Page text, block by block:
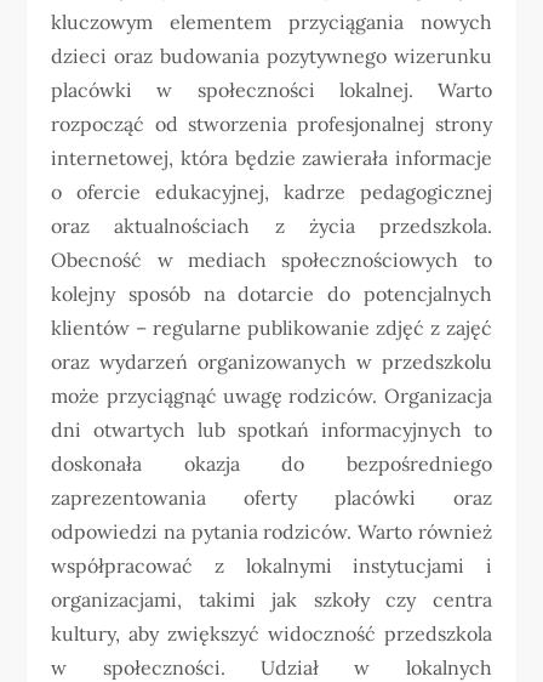
kluczowym elementem przyciągania nowych
dzieci oraz budowania pozytywnego wizerunku
placówki w społeczności lokalnej. Warto
rozpocząć od stworzenia profesjonalnej strony
internetowej, która będzie zawierała informacje
o ofercie edukacyjnej, kadrze pedagogicznej
oraz aktualnościach z życia przedszkola.
Obecność w mediach społecznościowych to
kolejny sposób na dotarcie do potencjalnych
klientów – regularne publikowanie zdjęć z zajęć
oraz wydarzeń organizowanych w przedszkolu
może przyciągnąć uwagę rodziców. Organizacja
dni otwartych lub spotkań informacyjnych to
doskonała okazja do bezpośredniego
zaprezentowania oferty placówki oraz
odpowiedzi na pytania rodziców. Warto również
współpracować z lokalnymi instytucjami i
organizacjami, takimi jak szkoły czy centra
kultury, aby zwiększyć widoczność przedszkola
w społeczności. Udział w lokalnych